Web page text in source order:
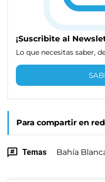
¡Suscribite al
Lo que necesitas saber,
Para compartir en
Temas Bahía